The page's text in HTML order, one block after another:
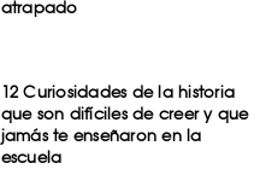
atrapado
12 Curiosidades de la historia
que son difíciles de creer y que
jamás te enseñaron en la
escuela